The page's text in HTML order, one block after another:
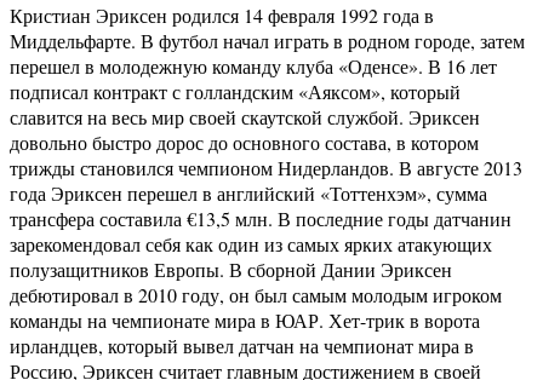
Кристиан Эриксен родился 14 февраля 1992 года в
Миддельфарте. В футбол начал играть в родном городе, затем
перешел в молодежную команду клуба «Оденсе». В 16 лет
подписал контракт с голландским «Аяксом», который
славится на весь мир своей скаутской службой. Эриксен
довольно быстро дорос до основного состава, в котором
трижды становился чемпионом Нидерландов. В августе 2013
года Эриксен перешел в английский «Тоттенхэм», сумма
трансфера составила €13,5 млн. В последние годы датчанин
зарекомендовал себя как один из самых ярких атакующих
полузащитников Европы. В сборной Дании Эриксен
дебютировал в 2010 году, он был самым молодым игроком
команды на чемпионате мира в ЮАР. Хет-трик в ворота
ирландцев, который вывел датчан на чемпионат мира в
Россию, Эриксен считает главным достижением в своей